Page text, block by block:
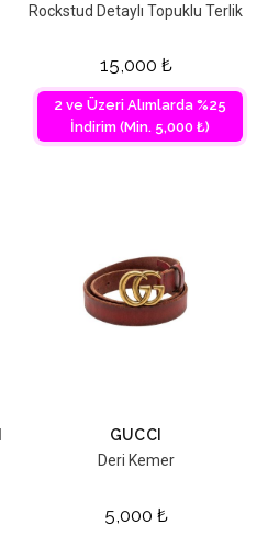
Rockstud Detaylı Topuklu Terlik
15,000 ₺
2 ve Üzeri Alımlarda %25
İndirim (Min. 5,000 ₺)
GUCCI
Deri Kemer
5,000 ₺